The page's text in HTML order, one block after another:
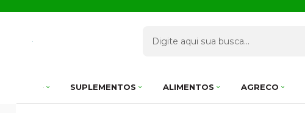
SUPLEMENTOS ALIMENTOS AGRECO